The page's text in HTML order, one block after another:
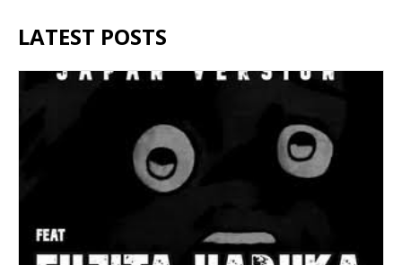
LATEST POSTS